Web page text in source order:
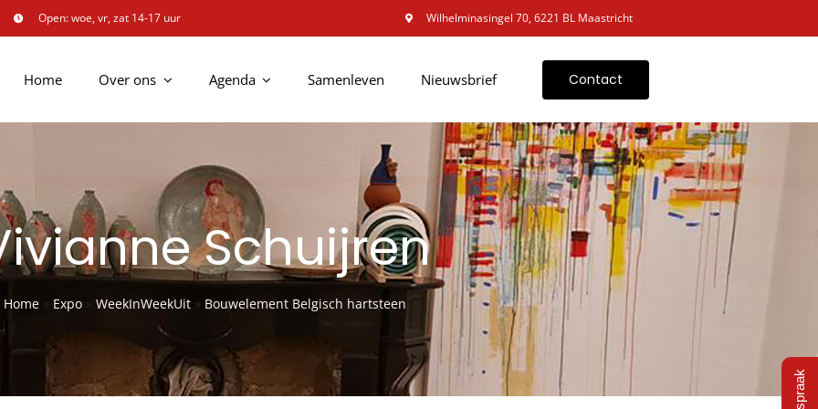
Open: woe, vr, zat 14-17 uur Wilhelminasingel 70, 6221 BL Maastricht
Home Over ons Agenda Samenleven Nieuwsbrief Contact
Schuijren
Home» Expo» WeekInWeekUit» Bouwelement Belgisch hartsteen